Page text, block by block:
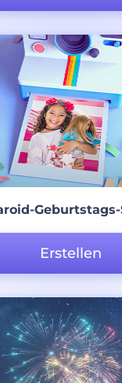
Erstellen